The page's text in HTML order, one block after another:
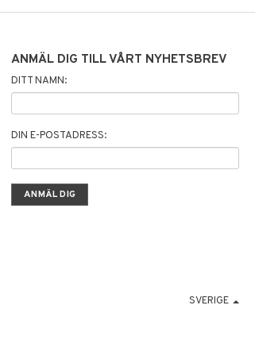
ANMÄL DIG TILL VÅRT NYHETSBREV
DITT NAMN:
DIN E-POSTADRESS:
SVERIGE